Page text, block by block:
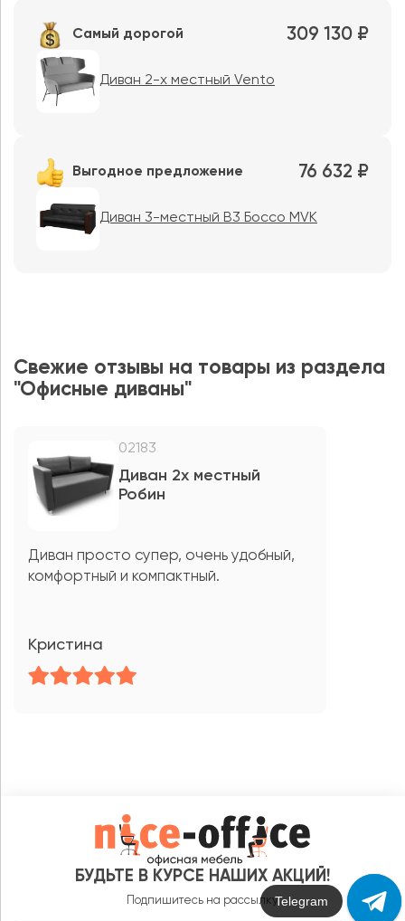
Самый дорогой 309 130 ₽
Диван 2-х местный Vento
Выгодное предложение 76 632 ₽
Диван 3-местный B3 Боссо MVK
Свежие отзывы на товары из раздела
"Офисные диваны"
02183
Диван 2х местный
Робин
Диван просто супер, очень удобный,
комфортный и компактный.
Кристина
БУДЬТЕ В КУРСЕ НАШИХ АКЦИЙ!
Подпишитесь на рассылку Max